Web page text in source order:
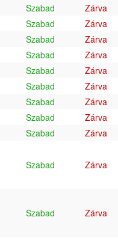
Szabad
Zárva
Szabad
Zárva
Szabad
Zárva
Szabad
Zárva
Szabad
Zárva
Szabad
Zárva
Szabad
Zárva
Szabad
Zárva
Szabad
Zárva
Szabad Zárva
Szabad Zárva